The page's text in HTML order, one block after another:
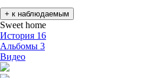
+ к наблюдаемым
Sweet home
История 16
Альбомы 3
Видео